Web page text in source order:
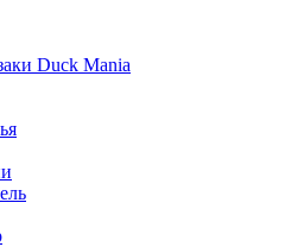
Duck Mania